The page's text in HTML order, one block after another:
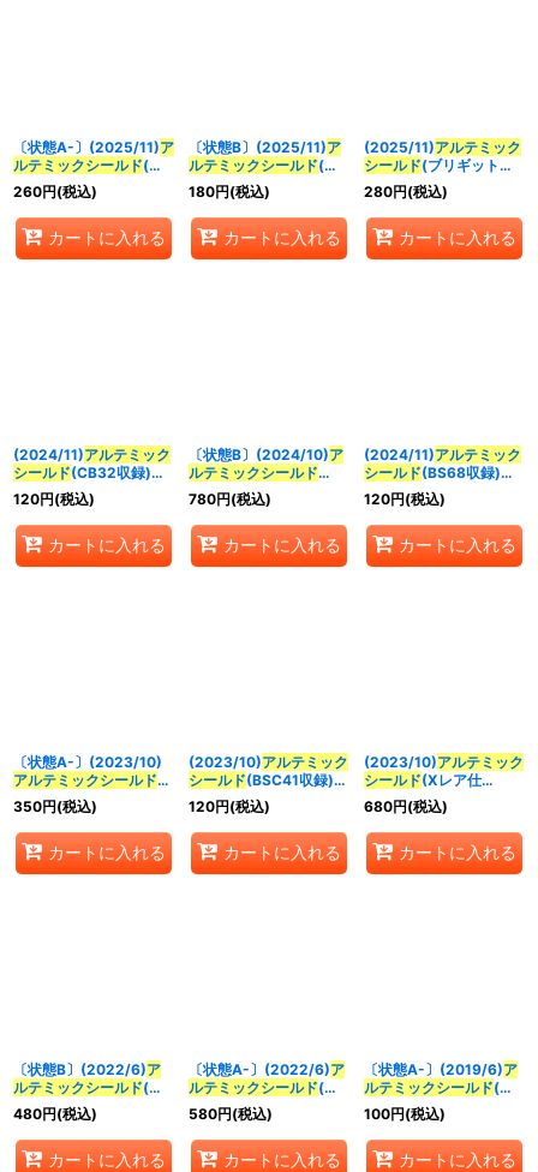
〔状態A-〕(2025/11)ア
ルテミックシールド(ブ
リギットイラスト)【C】
{BS44-092}《白》
260円(税込)
カートに入れる
〔状態B〕(2025/11)ア
ルテミックシールド(ブ
リギットイラスト)【C】
{BS44-092}《白》
180円(税込)
カートに入れる
(2025/11)アルテミック
シールド(ブリギットイ
ラスト)【C】{BS44-
092}《白》
280円(税込)
カートに入れる
(2024/11)アルテミック
シールド(CB32収録)
【C】{BS44-092}
《白》
120円(税込)
カートに入れる
〔状態B〕(2024/10)ア
ルテミックシールド
(SEEDFREEDOMイラス
ト)【-】{BS44-092}
《白》
780円(税込)
カートに入れる
(2024/11)アルテミック
シールド(BS68収録)
【C】{BS44-092}
《白》
120円(税込)
カートに入れる
〔状態A-〕(2023/10)
アルテミックシールド
(契約の巫女トアイラス
ト)【C】{BS44-092}
《白》
350円(税込)
カートに入れる
(2023/10)アルテミック
シールド(BSC41収録)
【C】{BS44-092}
《白》
120円(税込)
カートに入れる
(2023/10)アルテミック
シールド(Xレア仕
様/BSC41収録)【C】
{BS44-092}《白》
680円(税込)
カートに入れる
〔状態B〕(2022/6)ア
ルテミックシールド(白
の王イラスト)【M】
{BS44-092}《白》
480円(税込)
カートに入れる
〔状態A-〕(2022/6)ア
ルテミックシールド(白
の王イラスト)【M】
{BS44-092}《白》
580円(税込)
カートに入れる
〔状態A-〕(2019/6)ア
ルテミックシールド(仮
面ライダーフォーゼイラ
スト/CB09収録)【C】
{BS44-092}《白》
100円(税込)
カートに入れる